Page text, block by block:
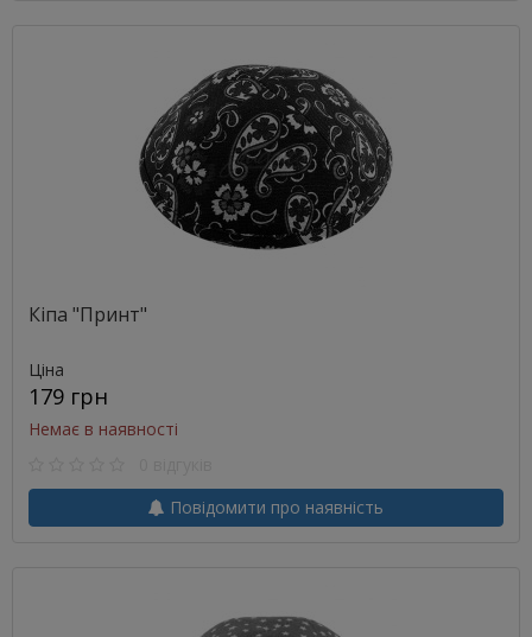
Кіпа "Принт"
Ціна
179 грн
Немає в наявності
Повідомити про наявність